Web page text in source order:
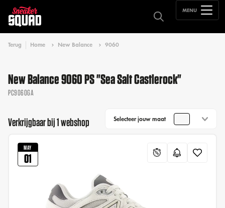
MENU
Terug Home New Balance 9060
New Balance 9060 PS "Sea Salt Castlerock"
PC9060GA
Verkrijgbaar bij 1 webshop Selecteer jouw maat
MAY
01